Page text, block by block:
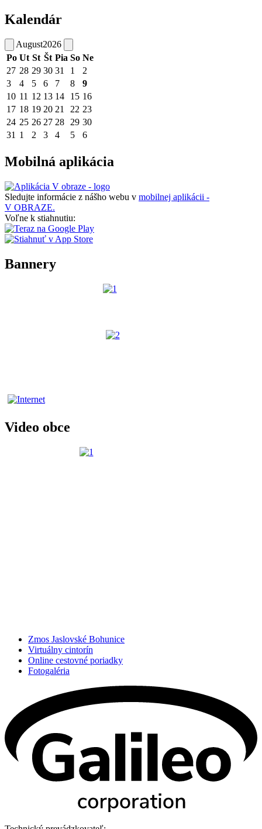
Kalendár
August2026
Po Ut St Št Pia So Ne
27 28 29 30 31 1
2
3
4 5 6 7 8
9
10 11 12 13 14 15 16
17 18 19 20 21 22 23
24 25 26 27 28 29 30
31 1 2 3 4 5 6
Mobilná aplikácia
Sledujte informácie z nášho webu v mobilnej aplikácii -
V OBRAZE.
Voľne k stiahnutiu:
Bannery
Video obce
Zmos Jaslovské Bohunice
Virtuálny cintorín
Online cestovné poriadky
Fotogaléria